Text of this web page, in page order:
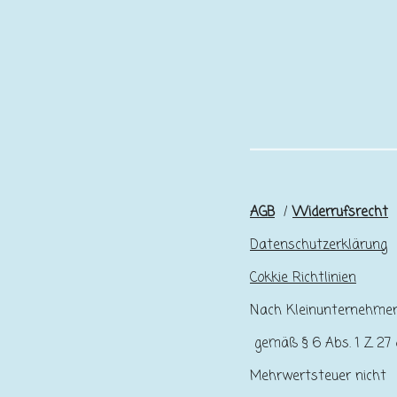
AGB/Widerrufsrecht
Datenschutzerklärung
Cokkie Richtlinien
Nach
gemäß § 6 Abs. 1 Z 27
Mehrwertsteuer nicht